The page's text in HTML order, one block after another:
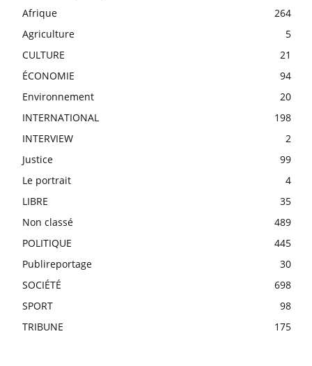
Afrique
264
Agriculture
5
CULTURE
21
ÉCONOMIE
94
Environnement
20
INTERNATIONAL
198
INTERVIEW
2
Justice
99
Le portrait
4
LIBRE
35
Non classé
489
POLITIQUE
445
Publireportage
30
SOCIÉTÉ
698
SPORT
98
TRIBUNE
175